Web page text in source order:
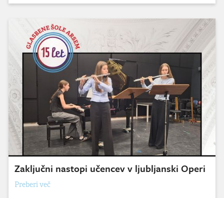
Zaključni nastopi učencev v ljubljanski Operi
Preberi več